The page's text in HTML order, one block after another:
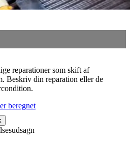
reparationer som skift af
Beskriv din reparation eller de
beregnet